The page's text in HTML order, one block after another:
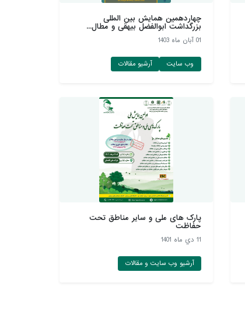
چهاردهمین همایش بین المللی
بزرگداشت ابوالفضل بیهقی و مطال...
01 آبان ماه 1403
وب سایت آرشیو مقالات
پارک های ملی و سایر مناطق تحت
حفاظت
11 دي ماه 1401
آرشیو وب سایت و مقالات